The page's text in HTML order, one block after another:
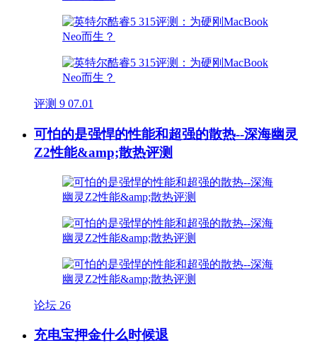
评测 9 07.01
可怕的是强悍的性能和超强的散热--深海幽灵
Z2性能&amp;散热评测
论坛 26
充电宝押金什么时候退